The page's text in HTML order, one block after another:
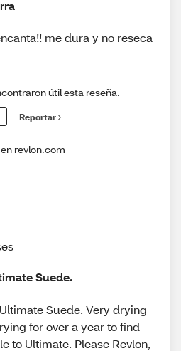
me dura y no reseca
útil esta reseña.
Reportar
revlon.com
Suede.
Suede. Very drying
for over a year to find
to Ultimate. Please Revlon,